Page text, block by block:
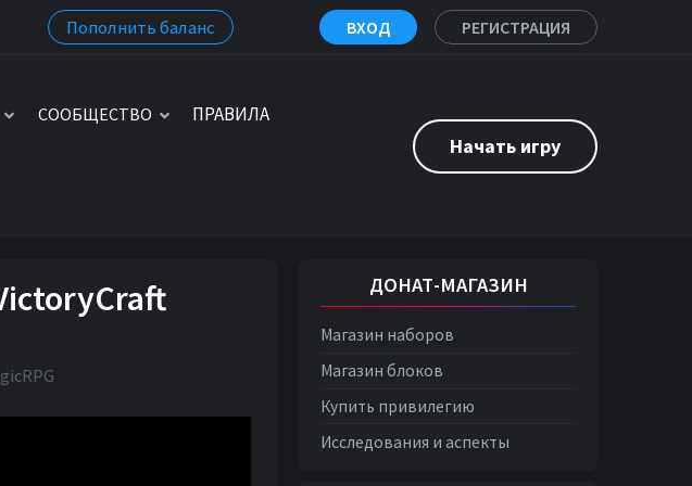
Пополнить баланс ВХОД РЕГИСТРАЦИЯ
СООБЩЕСТВО ПРАВИЛА
Начать игру
ДОНАТ-МАГАЗИН
Магазин наборов
Магазин блоков
Купить привилегию
Исследования и аспекты